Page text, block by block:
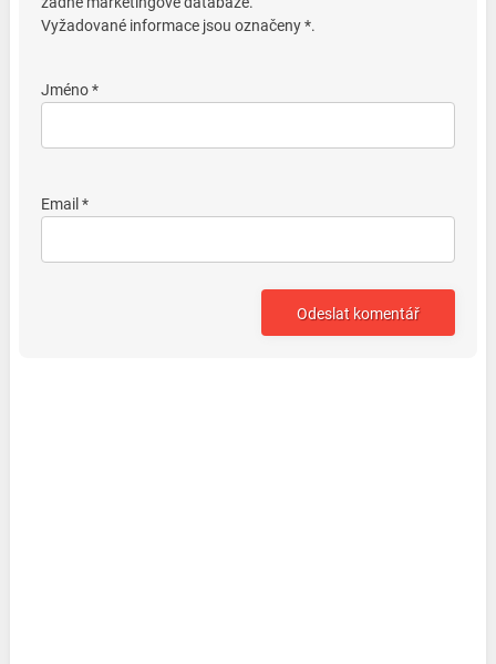
Vyžadované informace jsou označeny *.
Jméno *
Email *